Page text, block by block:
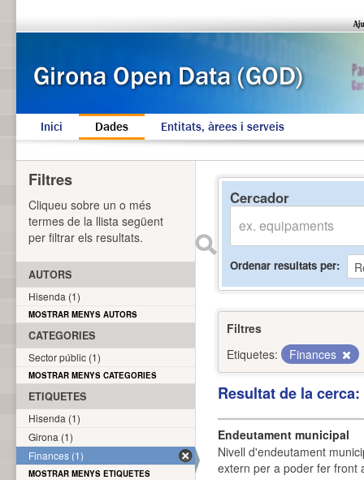
Inici Dades Entitats, àrees i serveis
Cercador
Ordenar resultats per
Filtres
Etiquetes:
Finances
Resultat de la
Endeutament municipal
Nivell d'endeutament
extern per a poder fer front
Filtres
Cliqueu sobre un o més
termes de la llista següent
per filtrar els resultats.
AUTORS
Hisenda (1)
MOSTRAR MENYS AUTORS
CATEGORIES
Sector públic (1)
MOSTRAR MENYS CATEGORIES
ETIQUETES
Hisenda (1)
Girona (1)
Finances (1)
MOSTRAR MENYS ETIQUETES